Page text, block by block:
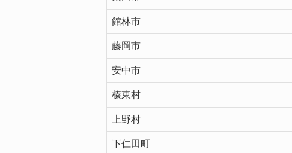
館林市
藤岡市
安中市
榛東村
上野村
下仁田町